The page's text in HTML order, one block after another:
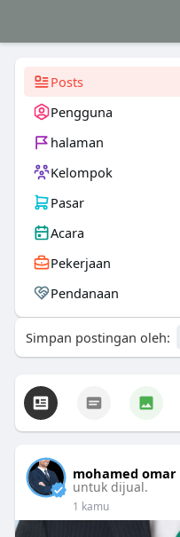
Posts
Pengguna
halaman
Kelompok
Pasar
Acara
Pekerjaan
Pendanaan
Simpan postingan oleh:
mohamed omar
untuk dijual.
1 kamu